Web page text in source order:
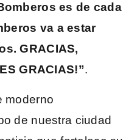
es de cada
va a estar
GRACIAS,
GRACIAS!”.
moderno
de nuestra ciudad